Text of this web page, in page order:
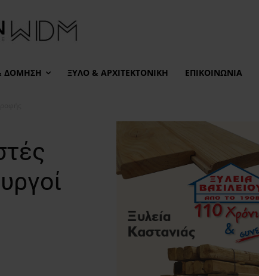
ΔΌΜΗΣΗ ΞΎΛΟ & ΑΡΧΙΤΕΚΤΟΝΙΚΉ ΕΠΙΚΟΙΝΩΝΙΑ